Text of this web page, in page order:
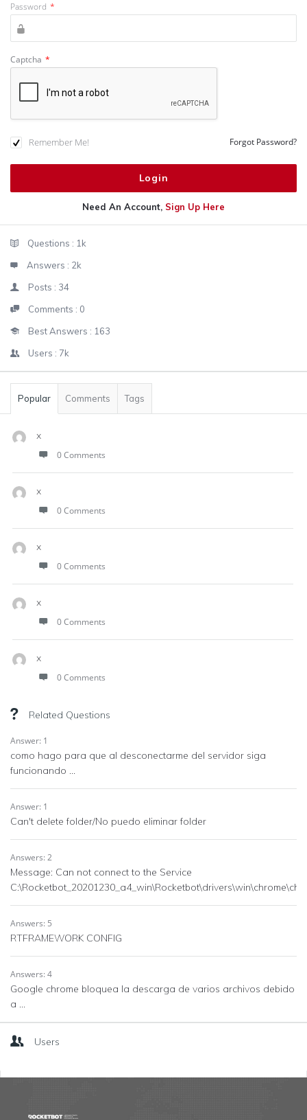
Password *
Captcha *
Remember Me! Forgot Password?
Need An Account, Sign Up Here
StatsQuestions : 1k
Answers : 2k
Posts : 34
Comments : 0
Best Answers : 163
Users : 7k
Popular Comments Tags
x
0 Comments
x
0 Comments
x
0 Comments
x
0 Comments
x
0 Comments
Related Questions
Answer: 1
como hago para que al desconectarme del servidor siga
funcionando ...
Answer: 1
Can't delete folder/No puedo eliminar folder
Answers: 2
Message: Can not connect to the Service
Answers: 5
RTFRAMEWORK CONFIG
Answers: 4
Google chrome bloquea la descarga de varios archivos debido
a ...
Users
Footer